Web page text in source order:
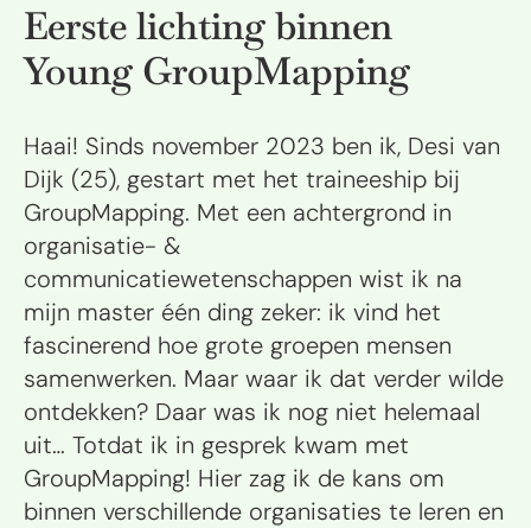
Eerste lichting binnen
Young GroupMapping
Haai! Sinds november 2023 ben ik, Desi van
Dijk (25), gestart met het traineeship bij
GroupMapping. Met een achtergrond in
organisatie- &
communicatiewetenschappen wist ik na
mijn master één ding zeker: ik vind het
fascinerend hoe grote groepen mensen
samenwerken. Maar waar ik dat verder wilde
ontdekken? Daar was ik nog niet helemaal
uit… Totdat ik in gesprek kwam met
GroupMapping! Hier zag ik de kans om
binnen verschillende organisaties te leren en